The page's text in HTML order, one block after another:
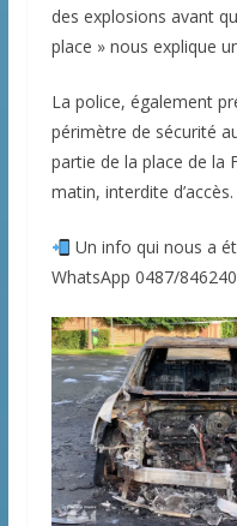
des explosions avant
place » nous explique
La police, également
périmètre de sécurité
partie de la place de la
matin, interdite d’accès.
Un info qui nous a
WhatsApp 0487/846240